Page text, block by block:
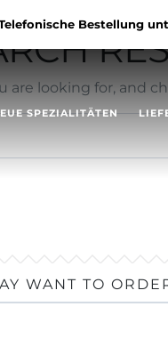
Bestellung
SPEZIALITÄTEN
are looking for, and
WANT TO